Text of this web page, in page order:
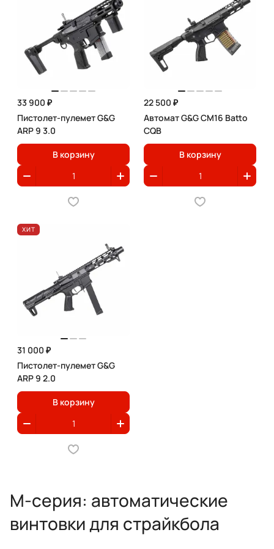
33 900 ₽
Пистолет-пулемет G&G
ARP 9 3.0
В корзину
22 500 ₽
Автомат G&G CM16 Batto
CQB
В корзину
ХИТ
31 000 ₽
Пистолет-пулемет G&G
ARP 9 2.0
В корзину
М-серия: автоматические
винтовки для страйкбола